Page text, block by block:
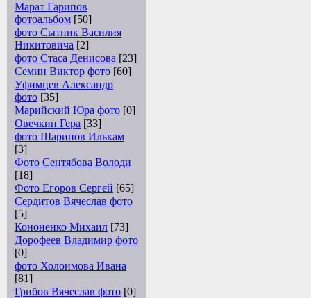
Марат Гарипов
фотоальбом [50]
фото Сытник Василия
Никитовича [2]
фото Стаса Денисова [23]
Семин Виктор фото [60]
Уфимцев Александр
фото [35]
Марийский Юра фото [0]
Овечкин Гера [33]
фото Шарипов Илькам
[3]
Фото Сентябова Володи
[18]
Фото Егоров Сергей [65]
Сердитов Вячеслав фото
[5]
Кононенко Михаил [73]
Дорофеев Владимир фото
[0]
фото Холоимова Ивана
[81]
Грибов Вячеслав фото [0]